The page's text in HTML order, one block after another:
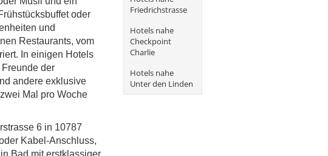
oder
und
Restaurants, vom
In einigen Hotels
der
andere exklusive
Mal pro Woche
6 in 10787
Kabel-Anschluss,
Friedrichstrasse
Hotels nahe
Checkpoint
Charlie
Hotels nahe
Unter den Linden